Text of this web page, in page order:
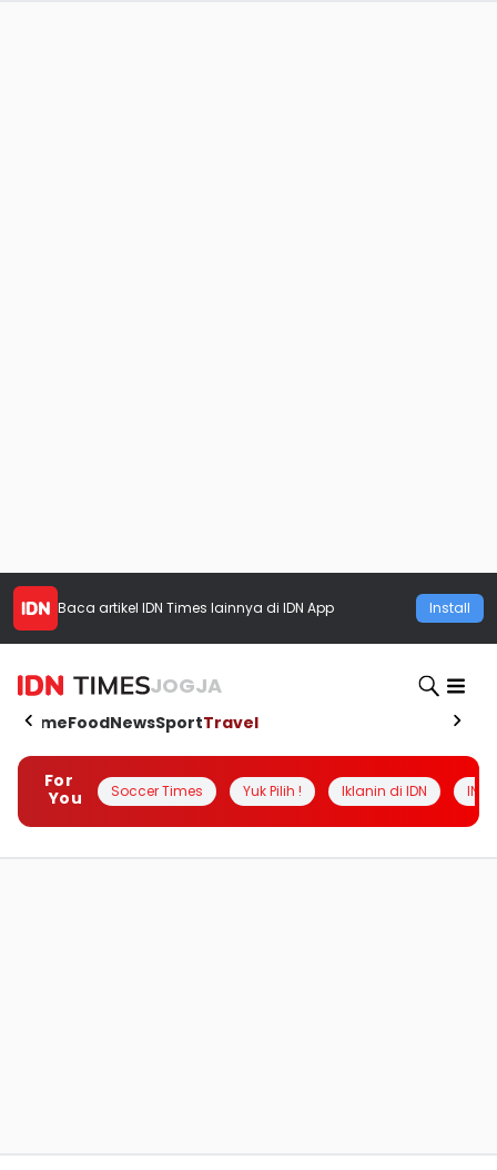
Baca artikel IDN Times lainnya di IDN App Install
JOGJA
HomeFoodNewsSportTravel
For
You
Soccer Times Yuk Pilih ! Iklanin di IDN